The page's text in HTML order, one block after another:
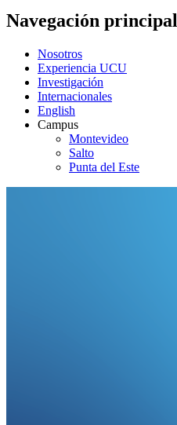
Navegación principal
Nosotros
Experiencia UCU
Investigación
Internacionales
English
Campus
Montevideo
Salto
Punta del Este